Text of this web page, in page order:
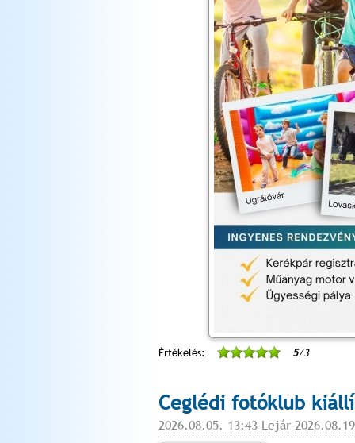
Értékelés: 5/3
Ceglédi fotóklub
2026.08.05. 13:43 Lejár